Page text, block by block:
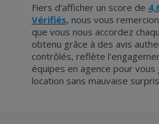
Fiers d'afficher un score de
Vérifiés, nous vous
que vous nous accordez
obtenu grâce à des avis
contrôlés, reflète
équipes en agence pour vous
location sans mauvaise